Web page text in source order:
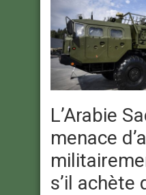
L’Arabie
menace
s’il achète